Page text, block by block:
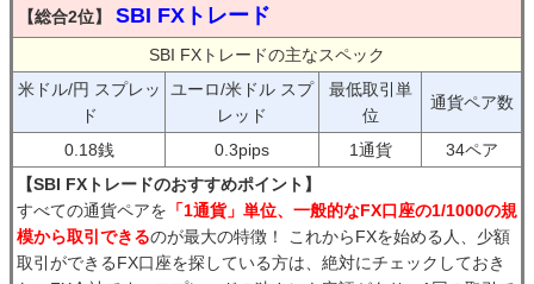
【総合2位】 SBI FXトレード
SBI FXトレードの主なスペック
米ドル/円 スプレッ
ド
ユーロ/米ドル スプ
レッド
最低取引単
位
通貨ペア数
0.18銭 0.3pips 1通貨
34ペア
【SBI FXトレードのおすすめポイント】
すべての通貨ペアを 「1通貨」単位、一般的なFX口座の1/1000の規
模から取引できるのが最大の特徴！ これからFXを始める人、少額
取引ができるFX口座を探している方は、絶対にチェックしておき